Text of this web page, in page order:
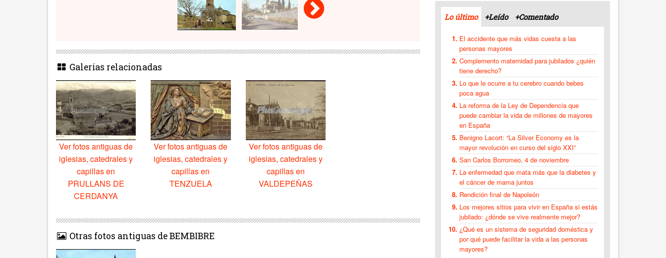
Galerías relacionadas
Ver fotos antiguas de
iglesias, catedrales y
capillas en
PRULLANS DE
CERDANYA
Ver fotos antiguas de
iglesias, catedrales y
capillas en
TENZUELA
Ver fotos antiguas de
iglesias, catedrales y
capillas en
VALDEPEÑAS
Otras fotos antiguas de BEMBIBRE
Lo último +Leído +Comentado
El accidente que más vidas cuesta a las
personas mayores
Complemento maternidad para jubilados ¿quién
tiene derecho?
Lo que le ocurre a tu cerebro cuando bebes
poca agua
La reforma de la Ley de Dependencia que
puede cambiar la vida de millones de mayores
en España
Benigno Lacort: “La Silver Economy es la
mayor revolución en curso del siglo XXI”
San Carlos Borromeo, 4 de noviembre
La enfermedad que mata más que la diabetes y
el cáncer de mama juntos
Rendición final de Napoleón
Los mejores sitios para vivir en España si estás
jubilado: ¿dónde se vive realmente mejor?
¿Qué es un sistema de seguridad doméstica y
por qué puede facilitar la vida a las personas
mayores?